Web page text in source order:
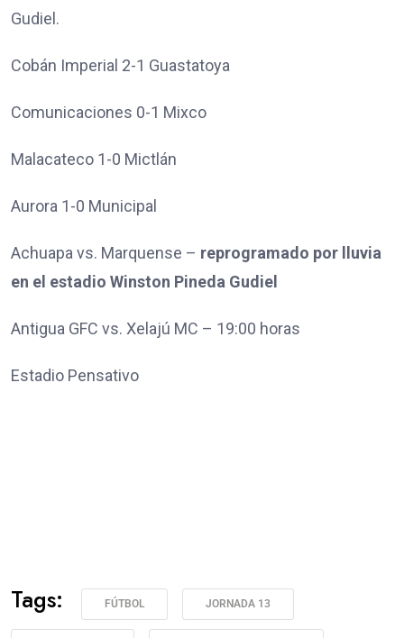
Gudiel.
Cobán Imperial 2-1 Guastatoya
Comunicaciones 0-1 Mixco
Malacateco 1-0 Mictlán
Aurora 1-0 Municipal
Achuapa vs. Marquense – reprogramado por lluvia
en el estadio Winston Pineda Gudiel
Antigua GFC vs. Xelajú MC – 19:00 horas
Estadio Pensativo
Tags: FÚTBOL JORNADA 13